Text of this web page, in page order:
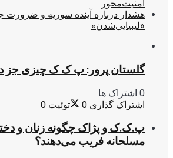
امنیت‌محور
هشدار درباره آینده سوریه و ضرورت
«لیبیایی‌شدن»
گلستان پرور: پ ک ک چیزی جز
0 اشتراک ها
اشتراک گذاری 0 توئیت 0
پ.ک.ک و پژاک چگونه زنان و
مسلحانه فریب می‌دهند؟